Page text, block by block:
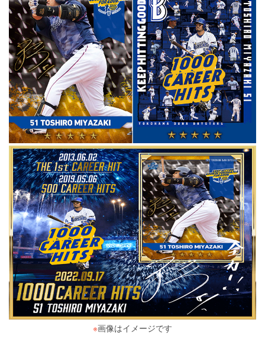
※画像はイメージです